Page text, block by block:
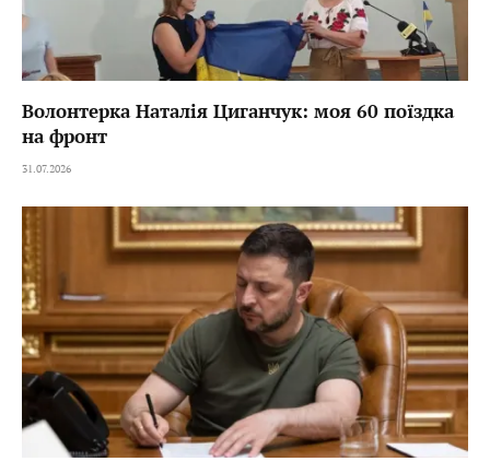
Волонтерка Наталія Циганчук: моя 60 поїздка
на фронт
31.07.2026